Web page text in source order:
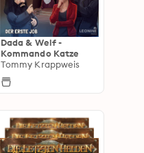
Dada & Welf -
Kommando Katze
Tommy Krappweis